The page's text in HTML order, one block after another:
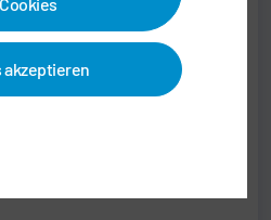
akzeptieren